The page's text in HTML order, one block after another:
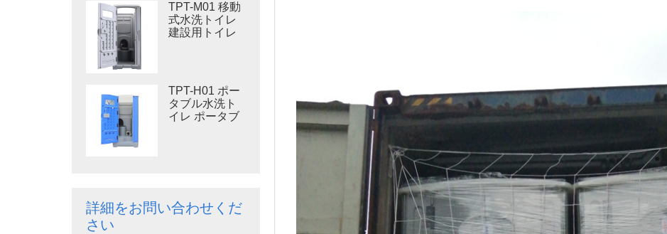
TPT-M01 移動
式水洗トイレ
建設用トイレ
TPT-H01 ポー
タブル水洗ト
イレ ポータブ
詳細をお問い合わせくだ
さい